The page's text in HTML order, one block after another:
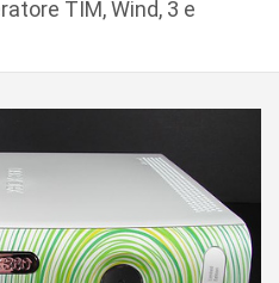
TIM, Wind, 3 e